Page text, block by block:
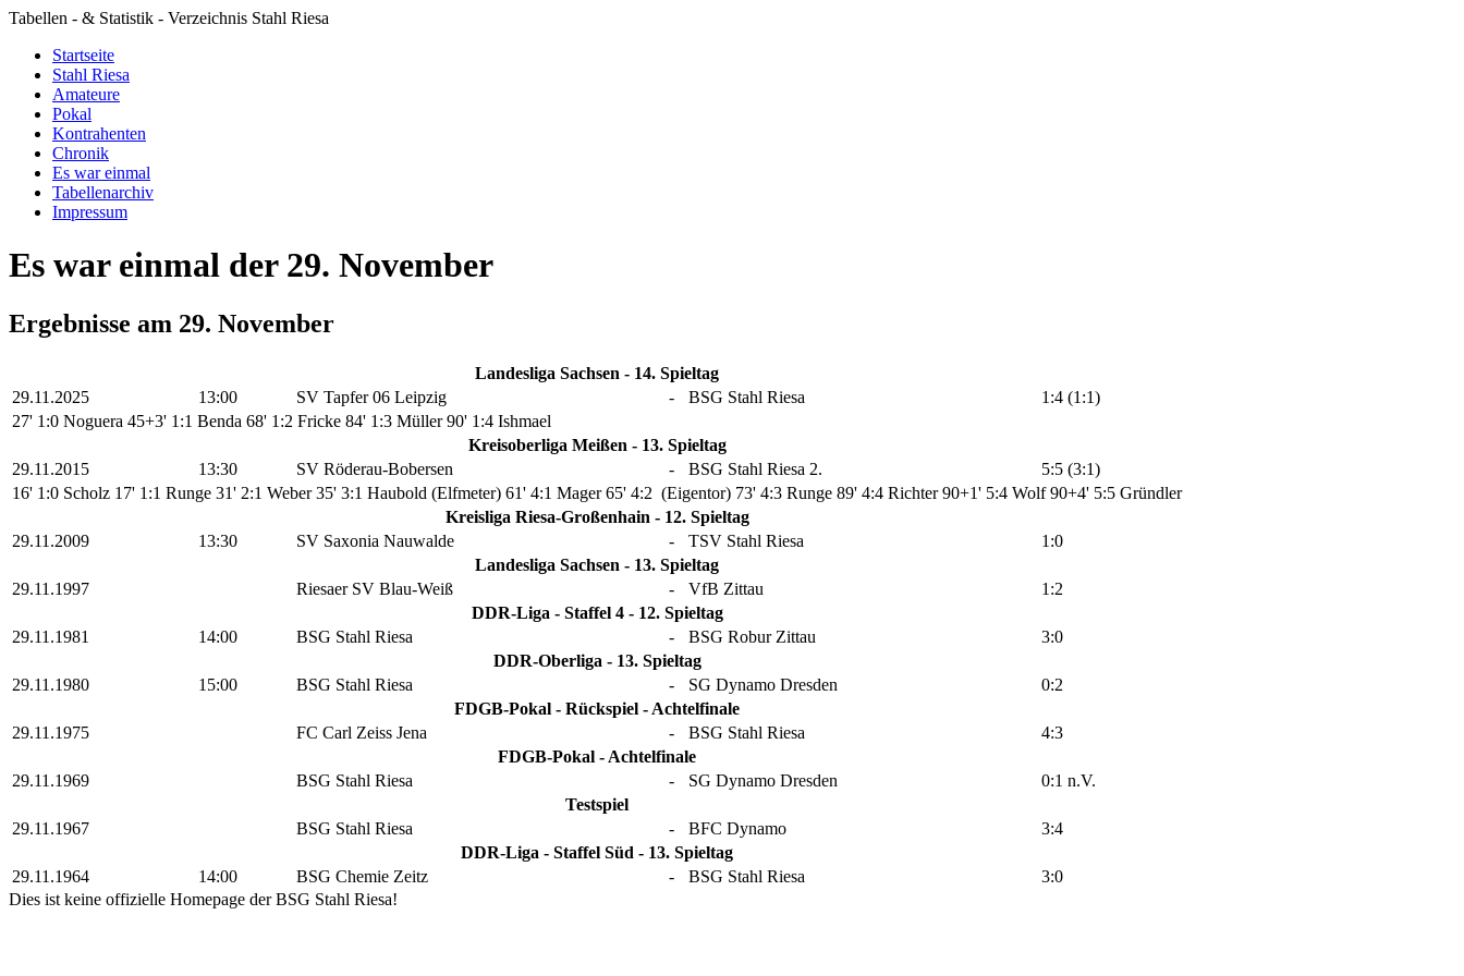
Tabellen - & Statistik - Verzeichnis Stahl Riesa
Startseite
Stahl Riesa
Amateure
Pokal
Kontrahenten
Chronik
Es war einmal
Tabellenarchiv
Impressum
Es war einmal der 29. November
Ergebnisse am 29. November
Landesliga Sachsen - 14. Spieltag
29.11.2025
13:00 SV Tapfer 06 Leipzig - BSG Stahl Riesa
1:4 (1:1)
27' 1:0 Noguera 45+3' 1:1 Benda 68' 1:2 Fricke 84' 1:3 Müller90' 1:4 Ishmael
Kreisoberliga Meißen - 13. Spieltag
29.11.2015
13:30 SV Röderau-Bobersen - BSG Stahl Riesa 2.
5:5 (3:1)
16' 1:0 Scholz 17' 1:1 Runge 31' 2:1 Weber35' 3:1 Haubold (Elfmeter) 61' 4:1 Mager65' 4:2 (Eigentor) 73' 4:3 Runge 89' 4:4 Richter90+1' 5:4 Wolf90+4' 5:5 Gründler
Kreisliga Riesa-Großenhain - 12. Spieltag
29.11.2009
13:30 SV Saxonia Nauwalde - TSV Stahl Riesa
1:0
Landesliga Sachsen - 13. Spieltag
29.11.1997
Riesaer SV Blau-Weiß - VfB Zittau
1:2
DDR-Liga - Staffel 4 - 12. Spieltag
29.11.1981
14:00 BSG Stahl Riesa - BSG Robur Zittau
3:0
DDR-Oberliga - 13. Spieltag
29.11.1980
15:00 BSG Stahl Riesa - SG Dynamo Dresden
0:2
FDGB-Pokal - Rückspiel - Achtelfinale
29.11.1975
FC Carl Zeiss Jena - BSG Stahl Riesa
4:3
FDGB-Pokal - Achtelfinale
29.11.1969
BSG Stahl Riesa - SG Dynamo Dresden
0:1 n.V.
Testspiel
29.11.1967
BSG Stahl Riesa - BFC Dynamo
3:4
DDR-Liga - Staffel Süd - 13. Spieltag
29.11.1964
14:00 BSG Chemie Zeitz - BSG Stahl Riesa
3:0
Dies ist keine offizielle Homepage der BSG Stahl Riesa!